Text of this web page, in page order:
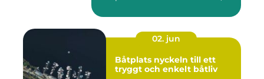
02. jun
Båtplats nyckeln till ett
tryggt och enkelt båtliv